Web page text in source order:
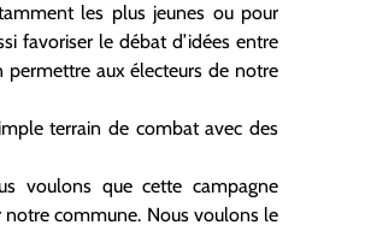
les plus jeunes ou pour
favoriser le débat d’idées entre
aux électeurs de notre
terrain de combat avec des
voulons que cette campagne
commune. Nous voulons le